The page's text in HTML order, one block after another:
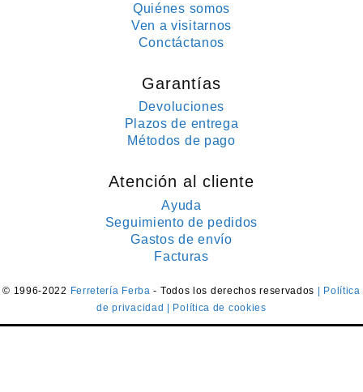
Quiénes somos
Ven a visitarnos
Conctáctanos
Garantías
Devoluciones
Plazos de entrega
Métodos de pago
Atención al cliente
Ayuda
Seguimiento de pedidos
Gastos de envío
Facturas
© 1996-2022 Ferretería Ferba- Todos los derechos reservados
| Política
de privacidad
| Política de cookies